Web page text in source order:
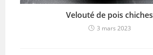
Velouté de pois chiches
3 mars 2023